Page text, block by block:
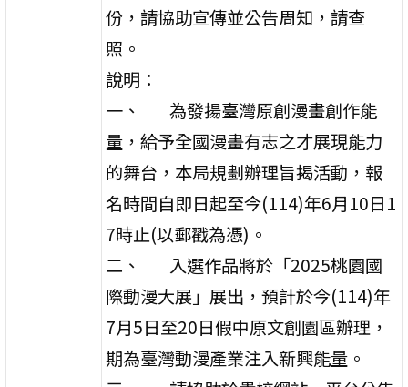
份，請協助宣傳並公告周知，請查
照。
說明：
一、 為發揚臺灣原創漫畫創作能
量，給予全國漫畫有志之才展現能力
的舞台，本局規劃辦理旨揭活動，報
名時間自即日起至今(114)年6月10日1
7時止(以郵戳為憑)。
二、 入選作品將於「2025桃園國
際動漫大展」展出，預計於今(114)年
7月5日至20日假中原文創園區辦理，
期為臺灣動漫產業注入新興能量。